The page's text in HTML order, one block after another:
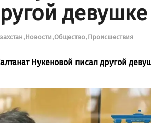
девушке
НовостиОбщество Происшествия
Нукеновой писал другой